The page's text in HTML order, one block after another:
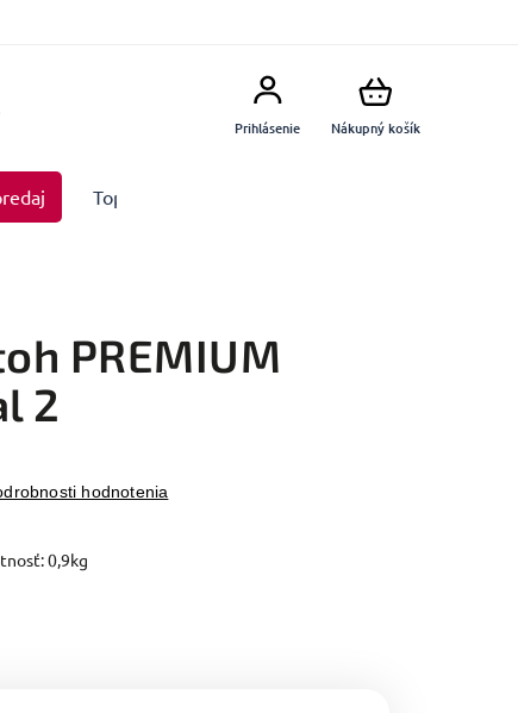
Nákupný košík
Prihlásenie
Top produkty
PREMIUM
2
hodnotenia
0,9kg